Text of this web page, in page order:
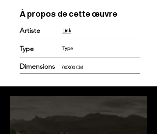
À propos de cette œuvre
Artiste Link
Type Type
Dimensions 00X00 CM